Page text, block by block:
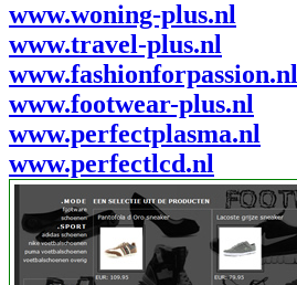
www.woning-plus.nl
www.travel-plus.nl
www.fashionforpassion.nl
www.footwear-plus.nl
www.perfectplasma.nl
www.perfectlcd.nl